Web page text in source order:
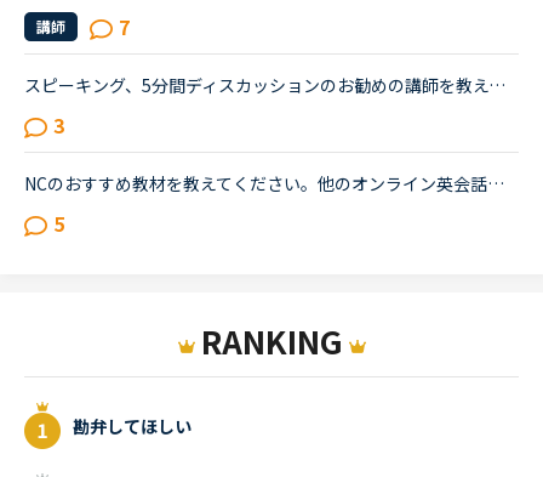
講師 7
スピーキング、5分間ディスカッションのお勧めの講師を教えてください。海外旅行の際に自由に動き回れる、トラブルが起きても対処できるような英語力を身に付けたいと思い入会しました。カウンセリングでレベルチ...
3
NCのおすすめ教材を教えてください。他のオンライン英会話は一年ほど受けていて、NCに入会してから一ヶ月が経とうとして居ます。ですが、いまいち教材選びがうまくできずにいます。教材を淡々と進めていくという...
5
RANKING
勘弁してほしい